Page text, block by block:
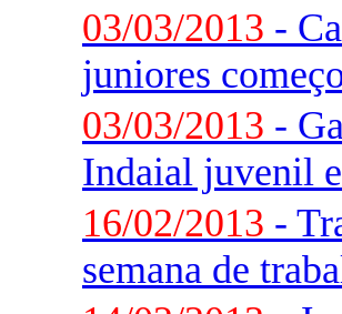
03/03/2013 -
juniores
03/03/2013 -
Indaial juvenil
16/02/2013 -
semana de